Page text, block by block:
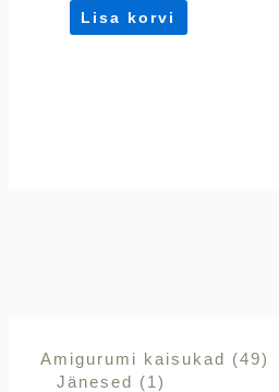
Amigurumi kaisukad
49
Jänesed
1
Lisa korvi